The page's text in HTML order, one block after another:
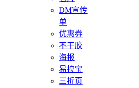
DM宣传
单
优惠券
不干胶
海报
易拉宝
三折页